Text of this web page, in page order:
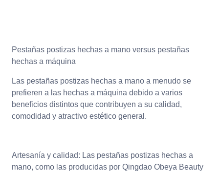
Pestañas postizas hechas a mano versus pestañas
hechas a máquina
Las pestañas postizas hechas a mano a menudo se
prefieren a las hechas a máquina debido a varios
beneficios distintos que contribuyen a su calidad,
comodidad y atractivo estético general.
Artesanía y calidad: Las pestañas postizas hechas a
mano, como las producidas por Qingdao Obeya Beauty